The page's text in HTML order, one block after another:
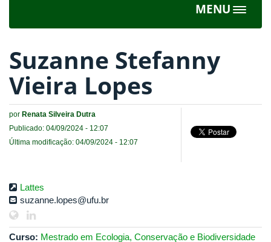
MENU
Toggle
Suzanne Stefanny
Vieira Lopes
por Renata Silveira Dutra
Publicado: 04/09/2024 - 12:07
Última modificação: 04/09/2024 - 12:07
Lattes
suzanne.lopes@ufu.br
Curso: Mestrado em Ecologia, Conservação e Biodiversidade